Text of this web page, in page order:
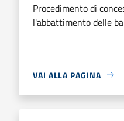
Procedimento di
l'abbattimento delle
VAI ALLA PAGINA